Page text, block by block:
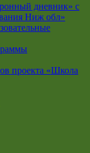
дневник» с
Ниж обл»
проекта «Школа